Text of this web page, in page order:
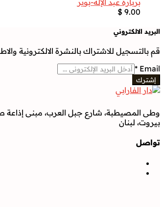
$ 9.00
البريد الالكتروني
قم بالتسجيل للاشتراك بالنشرة الالكترونية
Email
*
إشترك
وطى المصيطبة، شارع جبل العرب، مبنى إذاعة
بيروت، لبنان
تواصل